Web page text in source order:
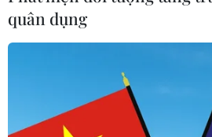
Quảng Trị bảo tồn di tích và hệ
mạch nước ngầm ở 14 giếng cổ
Phát động Cuộc thi Sáng tạo
quân dụng